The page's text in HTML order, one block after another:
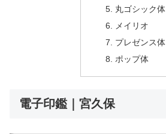
丸ゴシック体
メイリオ
プレゼンス体
ポップ体
電子印鑑｜宮久保